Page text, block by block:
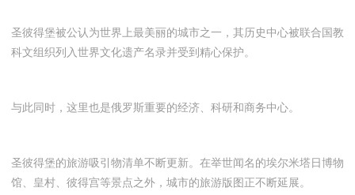
圣彼得堡被公认为世界上最美丽的城市之一，其历史中心被联合国教
科文组织列入世界文化遗产名录并受到精心保护。
与此同时，这里也是俄罗斯重要的经济、科研和商务中心。
圣彼得堡的旅游吸引物清单不断更新。在举世闻名的埃尔米塔日博物
馆、皇村、彼得宫等景点之外，城市的旅游版图正不断延展。